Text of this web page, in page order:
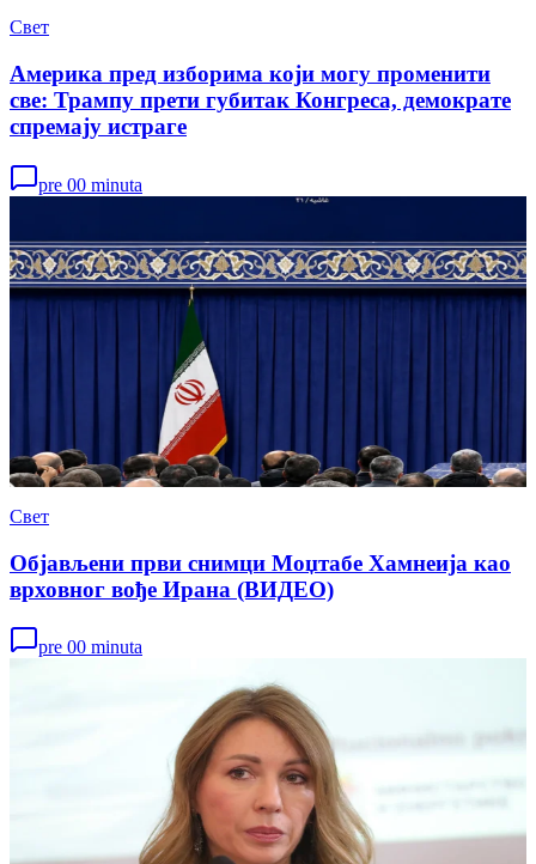
Свет
Америка пред изборима који могу променити
све: Трампу прети губитак Конгреса, демократе
спремају истраге
pre 00 minuta
Свет
Објављени први снимци Моџтабе Хамнеија као
врховног вође Ирана (ВИДЕО)
pre 00 minuta